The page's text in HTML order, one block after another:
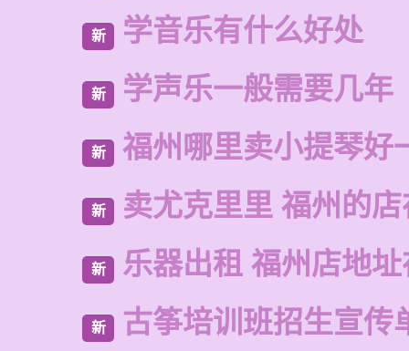
新 学音乐有什么好处
新 学声乐一般需要几年
新 福州哪里卖小提琴好
新 卖尤克里里 福州的
新 乐器出租 福州店地
新 古筝培训班招生宣传